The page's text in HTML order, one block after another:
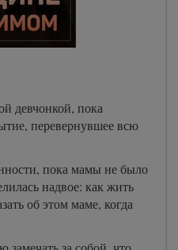
девчонкой, пока
перевернувшее всю
пока мамы не было
надвое: как жить
об этом маме, когда